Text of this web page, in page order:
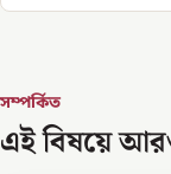
সম্পর্কিত
এই বিষয়ে